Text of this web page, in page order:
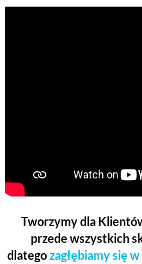
Tworzymy dla
przede wszystkich
dlategozagłębiamy się